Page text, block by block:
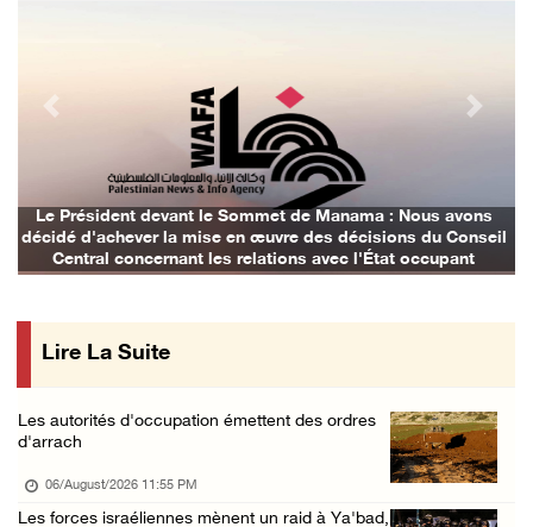
06/August/2026 06:24 PM
Tubas : déploiement militaire israélien et t ...
06/August/2026 05:44 PM
Environ 58 000 cas de varicelle recensés dan ...
06/August/2026 04:58 PM
Des ministres des affaires étrangères de hui ...
Croissant-Rouge : 16 blessés suite à l'agres ...
Les forces d'occupation rasent 4 dunams à Ba ...
Le Président devant le Sommet de Manama : Nous avons
décidé d'achever la mise en œuvre des décisions du Conseil
Central concernant les relations avec l'État occupant
Previous Next
Lire La Suite
Les autorités d'occupation émettent des ordres
d'arrach
06/August/2026 11:55 PM
Les forces israéliennes mènent un raid à Ya'bad,